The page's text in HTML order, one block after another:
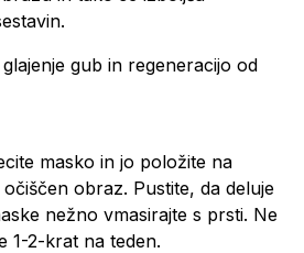
glajenje gub in regeneracijo od
masko in jo položite na
obraz. Pustite, da deluje
nežno vmasirajte s prsti. Ne
1-2-krat na teden.